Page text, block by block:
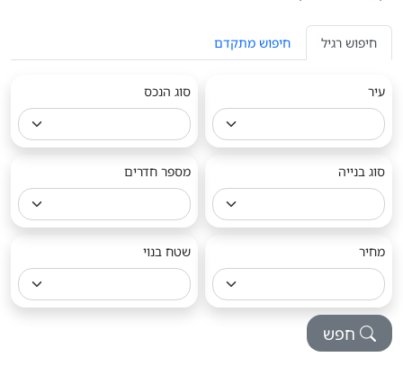
חיפוש רגיל חיפוש מתקדם
עיר סוג הנכס
סוג בנייה מספר חדרים
מחיר שטח בנוי
חפש